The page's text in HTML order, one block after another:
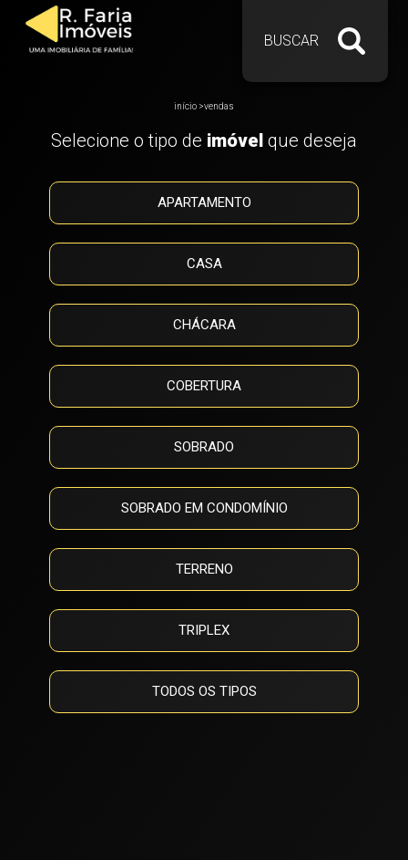
BUSCAR
início >vendas
Selecione o tipo de imóvel que deseja
APARTAMENTO
CASA
CHÁCARA
COBERTURA
SOBRADO
SOBRADO EM CONDOMÍNIO
TERRENO
TRIPLEX
TODOS OS TIPOS